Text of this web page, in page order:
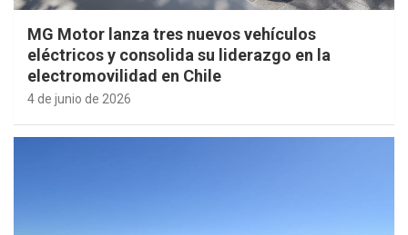
MG Motor lanza tres nuevos vehículos
eléctricos y consolida su liderazgo en la
electromovilidad en Chile
4 de junio de 2026